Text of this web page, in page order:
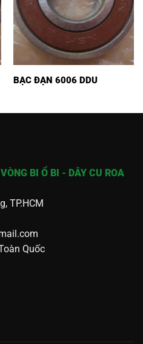
BẠC ĐẠN 6006 DDU
BI Ổ BI - DÂY CU ROA
TP.HCM
Quốc